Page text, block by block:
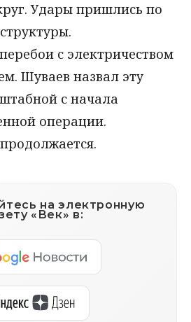
Удары пришлись по
с электричеством
Шуваев назвал эту
с начала
операции.
на электронную
«Век» в: